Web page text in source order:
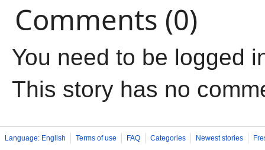
Comments (0)
You need to be logged
This story has no
Language: English Terms of use FAQ Categories Newest stories